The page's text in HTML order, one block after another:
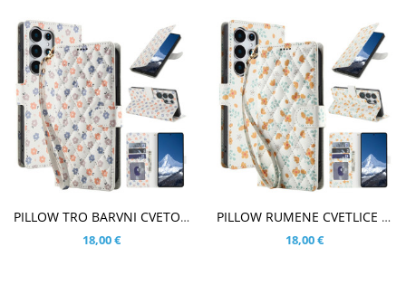
PILLOW TRO BARVNI CVETOVI BEL ETUI ZA SAMSUNG GALAXY S26 ULTRA
18,00 €
PILLOW RUMENE CVETLICE BEL ETUI ZA SAMSUNG GALAXY S26 ULTRA
18,00 €